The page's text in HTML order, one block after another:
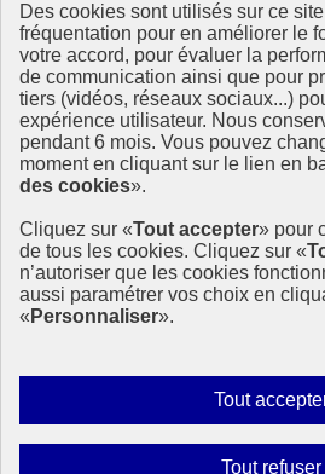
Des cookies sont utilisés sur ce
fréquentation pour en améliorer le
votre accord, pour évaluer la
de communication ainsi que pour
tiers (vidéos, réseaux sociaux...)
expérience utilisateur. Nous
pendant 6 mois. Vous pouvez
moment en cliquant sur le lien en
des cookies».
Cliquez sur «Tout accepter» pour
de tous les cookies. Cliquez sur «
n’autoriser que les cookies
aussi paramétrer vos choix en
« Personnaliser».
Tout
Tout refuser
Ressources
La Méth’ODD
Gouvernement
Ce site propose l’information de
2030 et la feuille de route de la France.
tous les acteurs.
info.gouv.fr- ouvre une nouvelle
service-public.fr - ouvre une
legifrance.gouv.fr- ouvre une
data.gouv.fr- ouvre une nouvelle
Plan du site
Mentions légales